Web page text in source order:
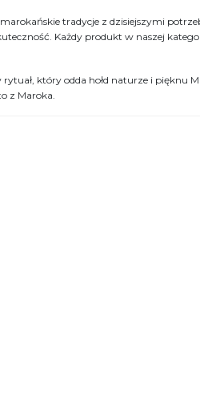
tradycje z dzisiejszymi
Każdy produkt w naszej
który odda hołd naturze i
z Maroka.